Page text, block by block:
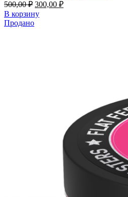
500,00₽ 300,00 ₽
В корзину
Продано